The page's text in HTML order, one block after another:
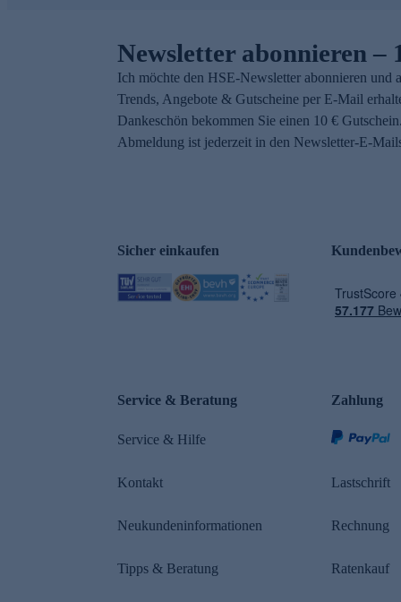
Newsletter abonnieren –
Ich möchte den HSE-Newsletter abonnieren und
Trends, Angebote & Gutscheine per E-Mail
Dankeschön bekommen Sie einen 10 €
Abmeldung ist jederzeit in den Newsletter-E-
Sicher einkaufen
Service & Beratung
Service & Hilfe
Kontakt
Neukundeninformationen
Tipps & Beratung
Zahlung
Lastschrift
Rechnung
Ratenkauf